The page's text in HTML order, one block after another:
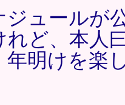
ジュールが
れど、本人
年明けを楽